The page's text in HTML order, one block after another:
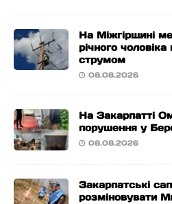
На Міжгірщині
річного
струмом
08.08.2026
На Закарпатті
порушення у
08.08.2026
Закарпатські
розміновувати